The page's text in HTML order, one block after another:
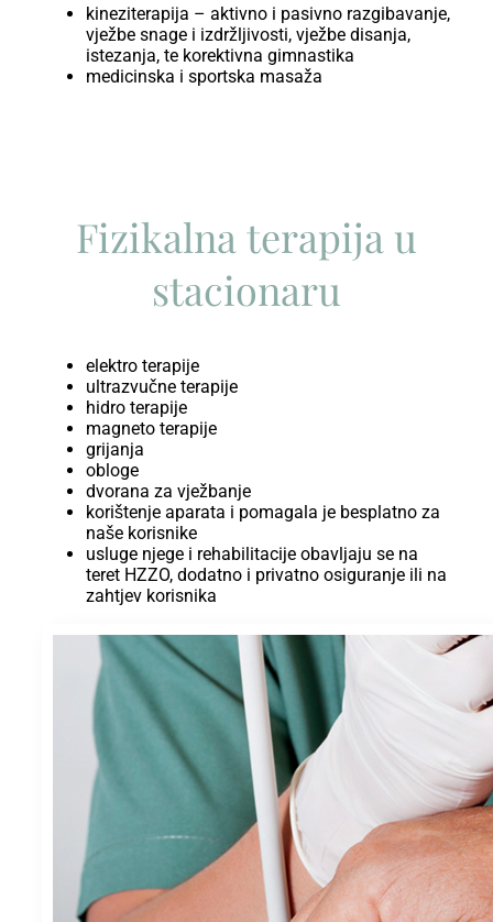
kineziterapija – aktivno i pasivno razgibavanje,
vježbe snage i izdržljivosti, vježbe disanja,
istezanja, te korektivna gimnastika
medicinska i sportska masaža
Fizikalna terapija u
stacionaru
elektro terapije
ultrazvučne terapije
hidro terapije
magneto terapije
grijanja
obloge
dvorana za vježbanje
korištenje aparata i pomagala je besplatno za
naše korisnike
usluge njege i rehabilitacije obavljaju se na
teret HZZO, dodatno i privatno osiguranje ili na
zahtjev korisnika